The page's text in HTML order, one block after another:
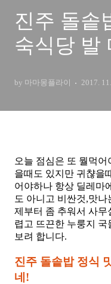
진주 돌솥
숙식당 발
by 마마몽플라이 2017.
오늘 점심은 또 뭘먹
을때도 있지만 귀챦을
어야하나 항상 딜레마
도 아니고 비싼것,맛
제부터 좀 추워서 사무
렵고 뜨끈한 누룽지
보려 합니다.
진주 돌솥밥 정식
네!